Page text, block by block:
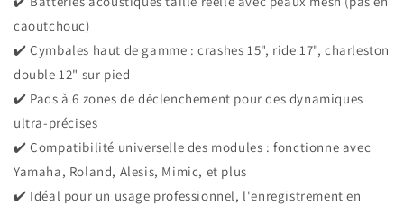
caoutchouc)
✔️ Cymbales haut de gamme : crashes 15", ride 17", charleston
double 12" sur pied
✔️ Pads à 6 zones de déclenchement pour des dynamiques
ultra-précises
✔️ Compatibilité universelle des modules : fonctionne avec
Yamaha, Roland, Alesis, Mimic, et plus
✔️ Idéal pour un usage professionnel, l'enregistrement en